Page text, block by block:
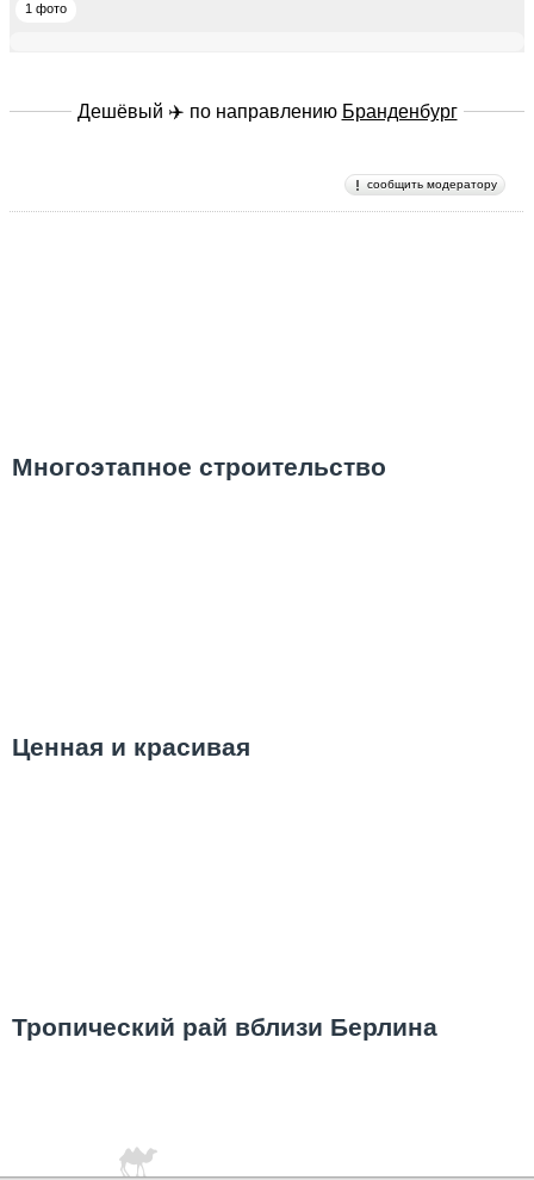
1 фото
Дешёвый ✈️ по направлению Бранденбург
сообщить модератору
Многоэтапное строительство
Ценная и красивая
Тропический рай вблизи Берлина